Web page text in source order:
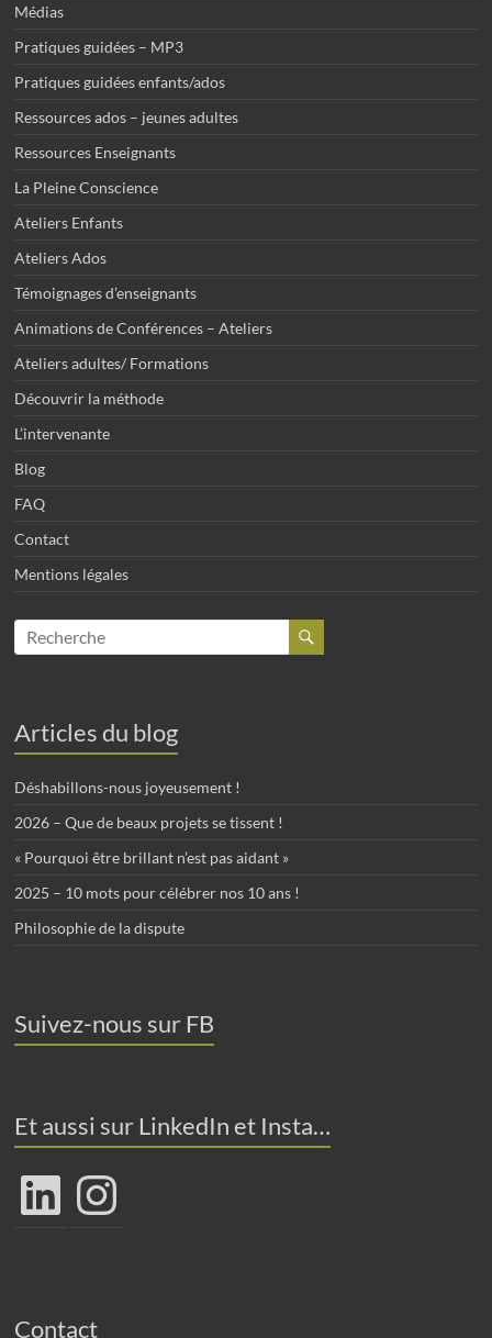
Médias
Pratiques guidées – MP3
Pratiques guidées enfants/ados
Ressources ados – jeunes adultes
Ressources Enseignants
La Pleine Conscience
Ateliers Enfants
Ateliers Ados
Témoignages d’enseignants
Animations de Conférences – Ateliers
Ateliers adultes/ Formations
Découvrir la méthode
L’intervenante
Blog
FAQ
Contact
Mentions légales
Articles du blog
Déshabillons-nous joyeusement !
2026 – Que de beaux projets se tissent !
« Pourquoi être brillant n’est pas aidant »
2025 – 10 mots pour célébrer nos 10 ans !
Philosophie de la dispute
Suivez-nous sur FB
Et aussi sur LinkedIn et Insta…
LinkedIn Instagram
Contact